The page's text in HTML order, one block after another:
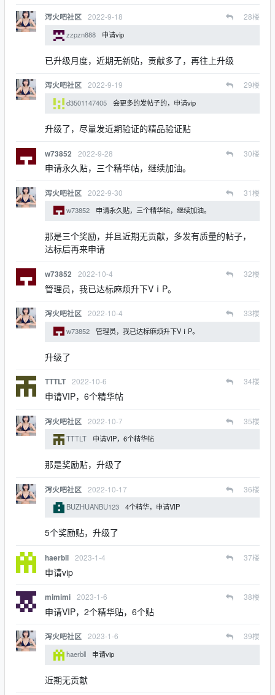
泻火吧社区 2022-9-18 28楼
zzpzn888 申请vip
已升级月度，近期无新贴，贡献多了，再往上升级
泻火吧社区 2022-9-19 29楼
d3501147405 会更多的发帖子的，申请vip
升级了，尽量发近期验证的精品验证贴
w73852 2022-9-28 30楼
申请永久贴，三个精华帖，继续加油。
泻火吧社区 2022-9-30 31楼
w73852 申请永久贴，三个精华帖，继续加油。
那是三个奖励，并且近期无贡献，多发有质量的帖子，
达标后再来申请
w73852 2022-10-4 32楼
管理员，我已达标麻烦升下VⅰP。
泻火吧社区 2022-10-4 33楼
w73852 管理员，我已达标麻烦升下VⅰP。
升级了
TTTLT 2022-10-6 34楼
申请VIP，6个精华帖
泻火吧社区 2022-10-7 35楼
TTTLT 申请VIP，6个精华帖
那是奖励贴，升级了
泻火吧社区 2022-10-17 36楼
BUZHUANBU123 4个精华，申请VIP
5个奖励贴，升级了
haerbll 2023-1-4 37楼
申请vip
mimimi 2023-1-6 38楼
申请VIP，2个精华贴，6个贴
泻火吧社区 2023-1-6 39楼
haerbll 申请vip
近期无贡献